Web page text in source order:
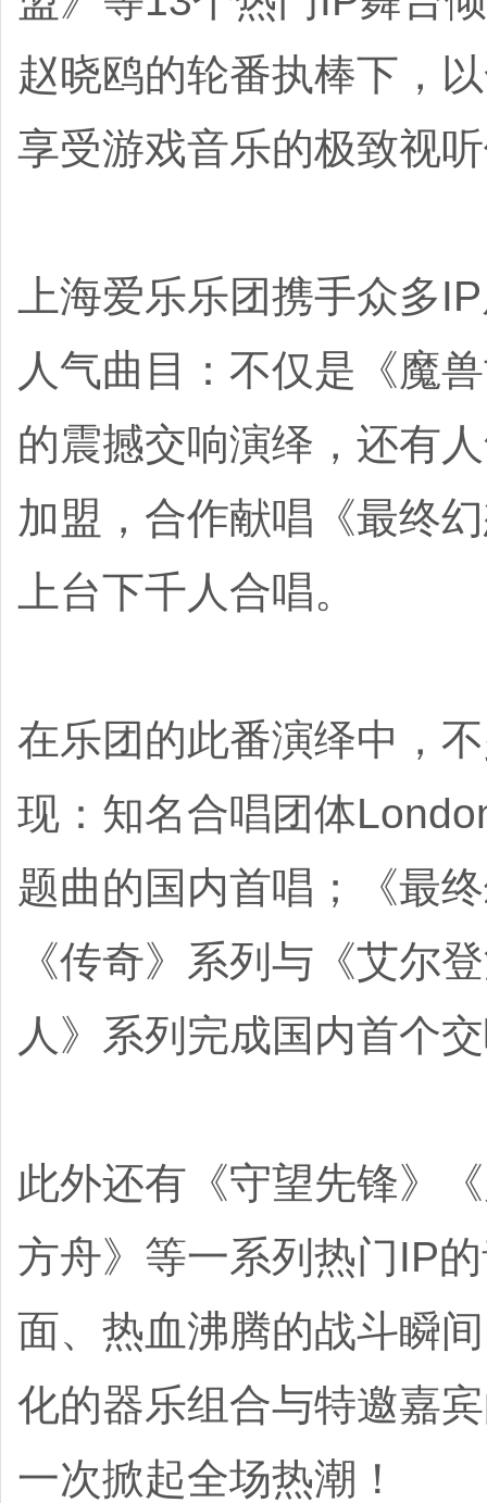
赵晓鸥的轮番执棒下，
享受游戏音乐的极致视
上海爱乐乐团携手众多
人气曲目：不仅是《魔
的震撼交响演绎，还有
加盟，合作献唱《最终
上台下千人合唱。
在乐团的此番演绎中，
现：知名合唱团体
题曲的国内首唱；《最
《传奇》系列与《艾尔
人》系列完成国内首个
此外还有《守望先锋》
方舟》等一系列热门IP
面、热血沸腾的战斗瞬
化的器乐组合与特邀嘉
一次掀起全场热潮！